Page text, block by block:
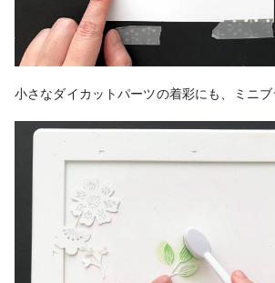
小さなダイカットパーツの着彩にも、ミニブ